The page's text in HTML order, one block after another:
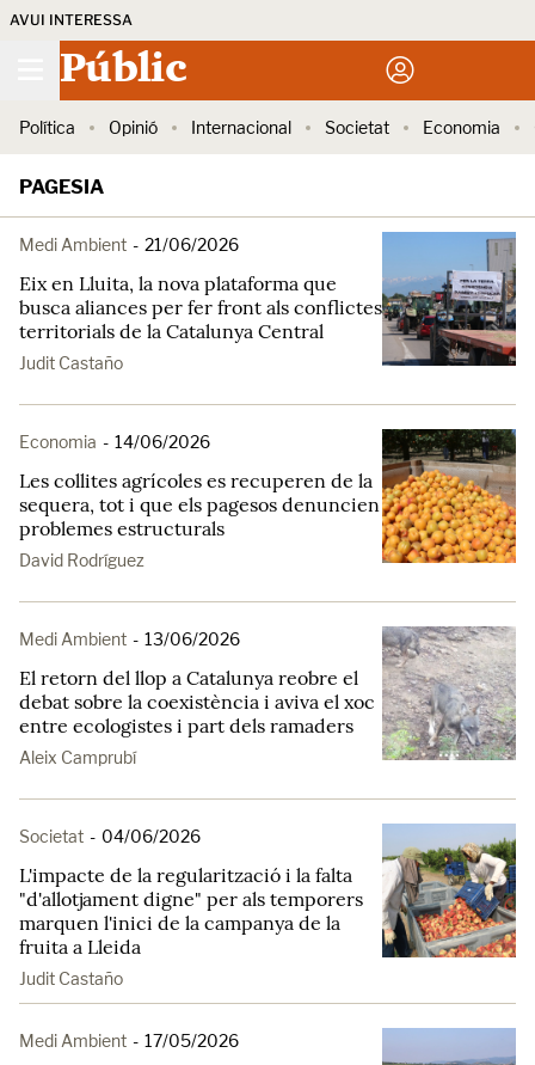
AVUI INTERESSA
Públic
Política Opinió Internacional Societat Economia
PAGESIA
Medi Ambient - 21/06/2026
Eix en Lluita, la nova plataforma que
busca aliances per fer front als conflictes
territorials de la Catalunya Central
Judit Castaño
Economia - 14/06/2026
Les collites agrícoles es recuperen de la
sequera, tot i que els pagesos denuncien
problemes estructurals
David Rodríguez
Medi Ambient - 13/06/2026
El retorn del llop a Catalunya reobre el
debat sobre la coexistència i aviva el xoc
entre ecologistes i part dels ramaders
Aleix Camprubí
Societat - 04/06/2026
L'impacte de la regularització i la falta
"d'allotjament digne" per als temporers
marquen l'inici de la campanya de la
fruita a Lleida
Judit Castaño
Medi Ambient - 17/05/2026